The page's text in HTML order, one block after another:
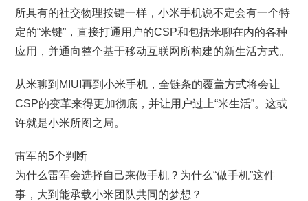
所具有的社交物理按键一样，小米手机说不定会有一个特
定的“米键”，直接打通用户的CSP和包括米聊在内的各种
应用，并通向整个基于移动互联网所构建的新生活方式。
从米聊到MIUI再到小米手机，全链条的覆盖方式将会让
CSP的变革来得更加彻底，并让用户过上“米生活”。这或
许就是小米所图之局。
雷军的5个判断
为什么雷军会选择自己来做手机？为什么“做手机”这件
事，大到能承载小米团队共同的梦想？